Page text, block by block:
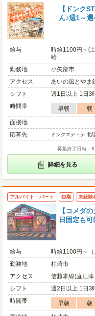
【ドンク
ん♪週1～
給与
時給1100円～(
給
勤務地
小矢部市
アクセス
あいの風とやま
シフト
週1日以上 1日3
時間帯
早朝 朝
面接地
応募先
ドンクエディテ 北
募集終了日時：
詳細を見る
アルバイト・パート 短期 未経験
【コメダ
日固定も
給与
時給1100円～
勤務地
柏崎市
アクセス
信越本線(直江
シフト
週2日以上 1日3
時間帯
早朝 朝